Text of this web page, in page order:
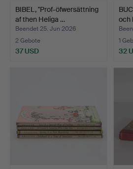
BIBEL, "Prof-öfwersättning
af then Heliga …
Beendet 25. Jun 2026
2 Gebote
37 USD
och
1
32